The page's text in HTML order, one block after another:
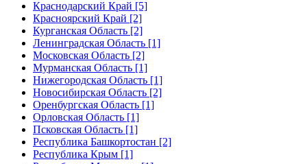
Краснодарский Край [5]
Красноярский Край [2]
Курганская Область [2]
Ленинградская Область [1]
Московская Область [2]
Мурманская Область [1]
Нижегородская Область [1]
Новосибирская Область [2]
Оренбургская Область [1]
Орловская Область [1]
Псковская Область [1]
Республика Башкортостан [2]
Республика Крым [1]